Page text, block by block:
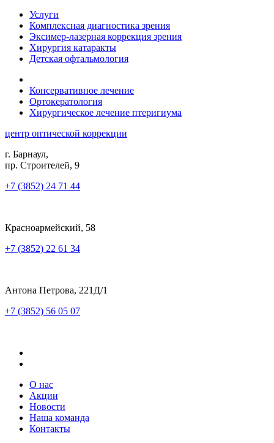
Услуги
Комплексная диагностика зрения
Эксимер-лазерная коррекция зрения
Хирургия катаракты
Детская офтальмология
Консервативное лечение
Ортокератология
Хирургическое лечение птеригиума
центр оптической коррекции
г. Барнаул,
пр. Строителей, 9
+7 (3852) 24 71 44
Красноармейский, 58
+7 (3852) 22 61 34
Антона Петрова, 221Д/1
+7 (3852) 56 05 07
О нас
Акции
Новости
Наша команда
Контакты